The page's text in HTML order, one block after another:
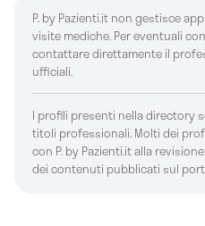
P. by Pazienti.it non gestisce
visite mediche. Per eventuali
contattare direttamente il
ufficiali.
I profili presenti nella directory
titoli professionali. Molti dei
con P. by Pazienti.it alla
dei contenuti pubblicati sul